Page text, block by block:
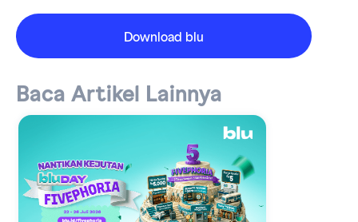
Download blu
Baca Artikel Lainnya